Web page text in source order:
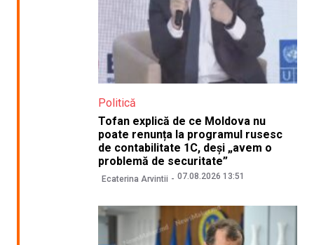
Politică
Tofan explică de ce Moldova nu
poate renunța la programul rusesc
de contabilitate 1C, deși „avem o
problemă de securitate”
Ecaterina Arvintii 07.08.2026 13:51